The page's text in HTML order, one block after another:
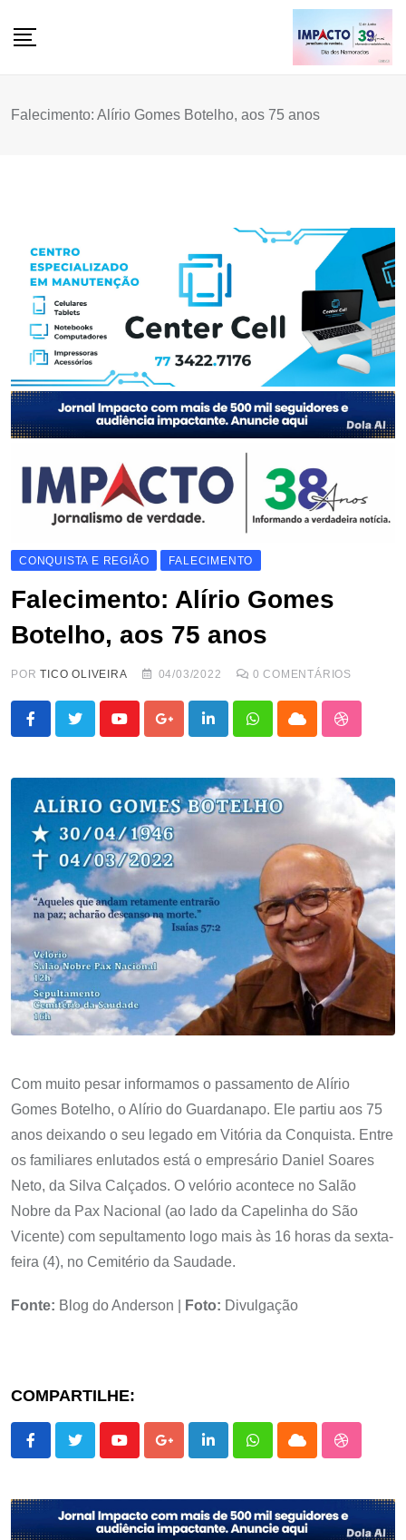
Falecimento: Alírio Gomes Botelho, aos 75 anos
CONQUISTA E REGIÃO FALECIMENTO
Falecimento: Alírio Gomes
Botelho, aos 75 anos
PORTICO OLIVEIRA 04/03/2022 0 COMENTÁRIOS
LinkedInWhatsappCloud
Com muito pesar informamos o passamento de Alírio
Gomes Botelho, o Alírio do Guardanapo. Ele partiu aos 75
anos deixando o seu legado em Vitória da Conquista. Entre
os familiares enlutados está o empresário Daniel Soares
Neto, da Silva Calçados. O velório acontece no Salão
Nobre da Pax Nacional (ao lado da Capelinha do São
Vicente) com sepultamento logo mais às 16 horas da sexta-
feira (4), no Cemitério da Saudade.
Fonte: Blog do Anderson | Foto: Divulgação
COMPARTILHE:
YoutubeGoogle+LinkedInWhatsappCloud